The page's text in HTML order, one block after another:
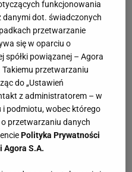
funkcjonowania
danymi dot. świadczonych
przetwarzanie
się w oparciu o
spółki powiązanej – Agora
przetwarzaniu
do „Ustawień
z administratorem – w
i podmiotu, wobec którego
przetwarzaniu danych
Polityka Prywatności
Agora S.A.